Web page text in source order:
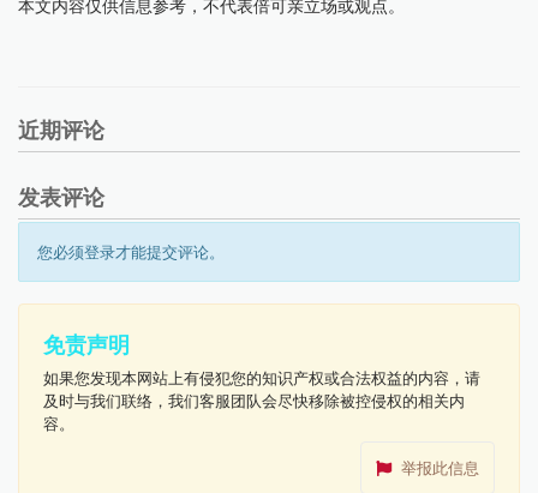
本文内容仅供信息参考，不代表倍可亲立场或观点。
近期评论
发表评论
您必须登录才能提交评论。
免责声明
如果您发现本网站上有侵犯您的知识产权或合法权益的内容，请
及时与我们联络，我们客服团队会尽快移除被控侵权的相关内
容。
举报此信息